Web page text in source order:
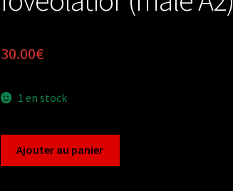
30.00€
1 en stock
Ajouter au panier